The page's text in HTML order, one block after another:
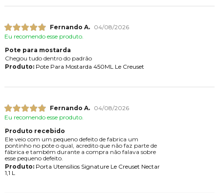
Fernando A.
04/08/2026
Eu recomendo esse produto.
Pote para mostarda
Chegou tudo dentro do padrão
Produto:Pote Para Mostarda 450ML Le Creuset
Fernando A.
04/08/2026
Eu recomendo esse produto.
Produto recebido
Ele veio com um pequeno defeito de fabrica um
pontinho no pote o qual, acredito que não faz parte de
fábrica e também durante a compra não falava sobre
esse pequeno defeito.
Produto:Porta Utensílios Signature Le Creuset Nectar
1,1 L